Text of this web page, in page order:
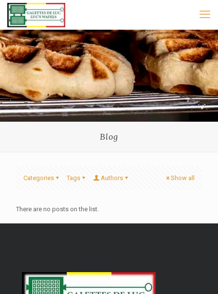
Blog
Categories Tags Authors Show all
There are no posts on the list.